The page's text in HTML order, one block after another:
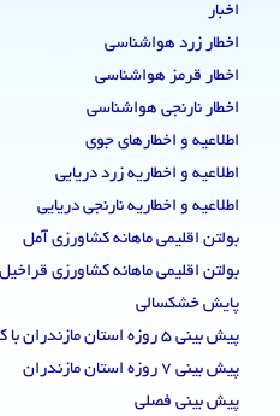
اخبار
اخطار زرد هواشناسی
اخطار قرمز هواشناسی
اخطار نارنجی هواشناسی
اطلاعیه و اخطارهای جوی
اطلاعیه و اخطاریه زرد دریایی
اطلاعیه و اخطاریه نارنجی دریایی
بولتن اقلیمی ماهانه کشاورزی آمل
بولتن اقلیمی ماهانه کشاورزی قراخیل
پایش خشکسالی
پیش بینی 5 روزه استان مازندران با کمینه و بیشینه دما
پیش بینی 7 روزه استان مازندران
پیش بینی فصلی